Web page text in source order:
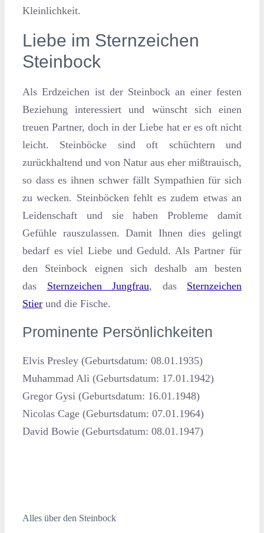
Kleinlichkeit.
Liebe im Sternzeichen
Steinbock
Als Erdzeichen ist der Steinbock an einer festen
Beziehung interessiert und wünscht sich einen
treuen Partner, doch in der Liebe hat er es oft nicht
leicht. Steinböcke sind oft schüchtern und
zurückhaltend und von Natur aus eher mißtrauisch,
so dass es ihnen schwer fällt Sympathien für sich
zu wecken. Steinböcken fehlt es zudem etwas an
Leidenschaft und sie haben Probleme damit
Gefühle rauszulassen. Damit Ihnen dies gelingt
bedarf es viel Liebe und Geduld. Als Partner für
den Steinbock eignen sich deshalb am besten
das Sternzeichen Jungfrau, das Sternzeichen
Stierund die Fische.
Prominente Persönlichkeiten
Elvis Presley (Geburtsdatum: 08.01.1935)
Muhammad Ali (Geburtsdatum: 17.01.1942)
Gregor Gysi (Geburtsdatum: 16.01.1948)
Nicolas Cage (Geburtsdatum: 07.01.1964)
David Bowie (Geburtsdatum: 08.01.1947)
Alles über den Steinbock